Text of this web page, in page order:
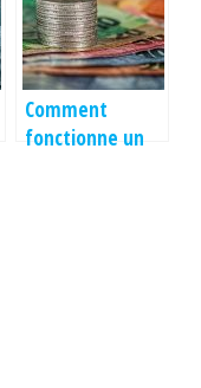
Comment
fonctionne un